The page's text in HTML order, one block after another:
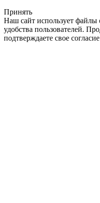
Принять
Наш сайт использует файлы
удобства пользователей.
подтверждаете свое